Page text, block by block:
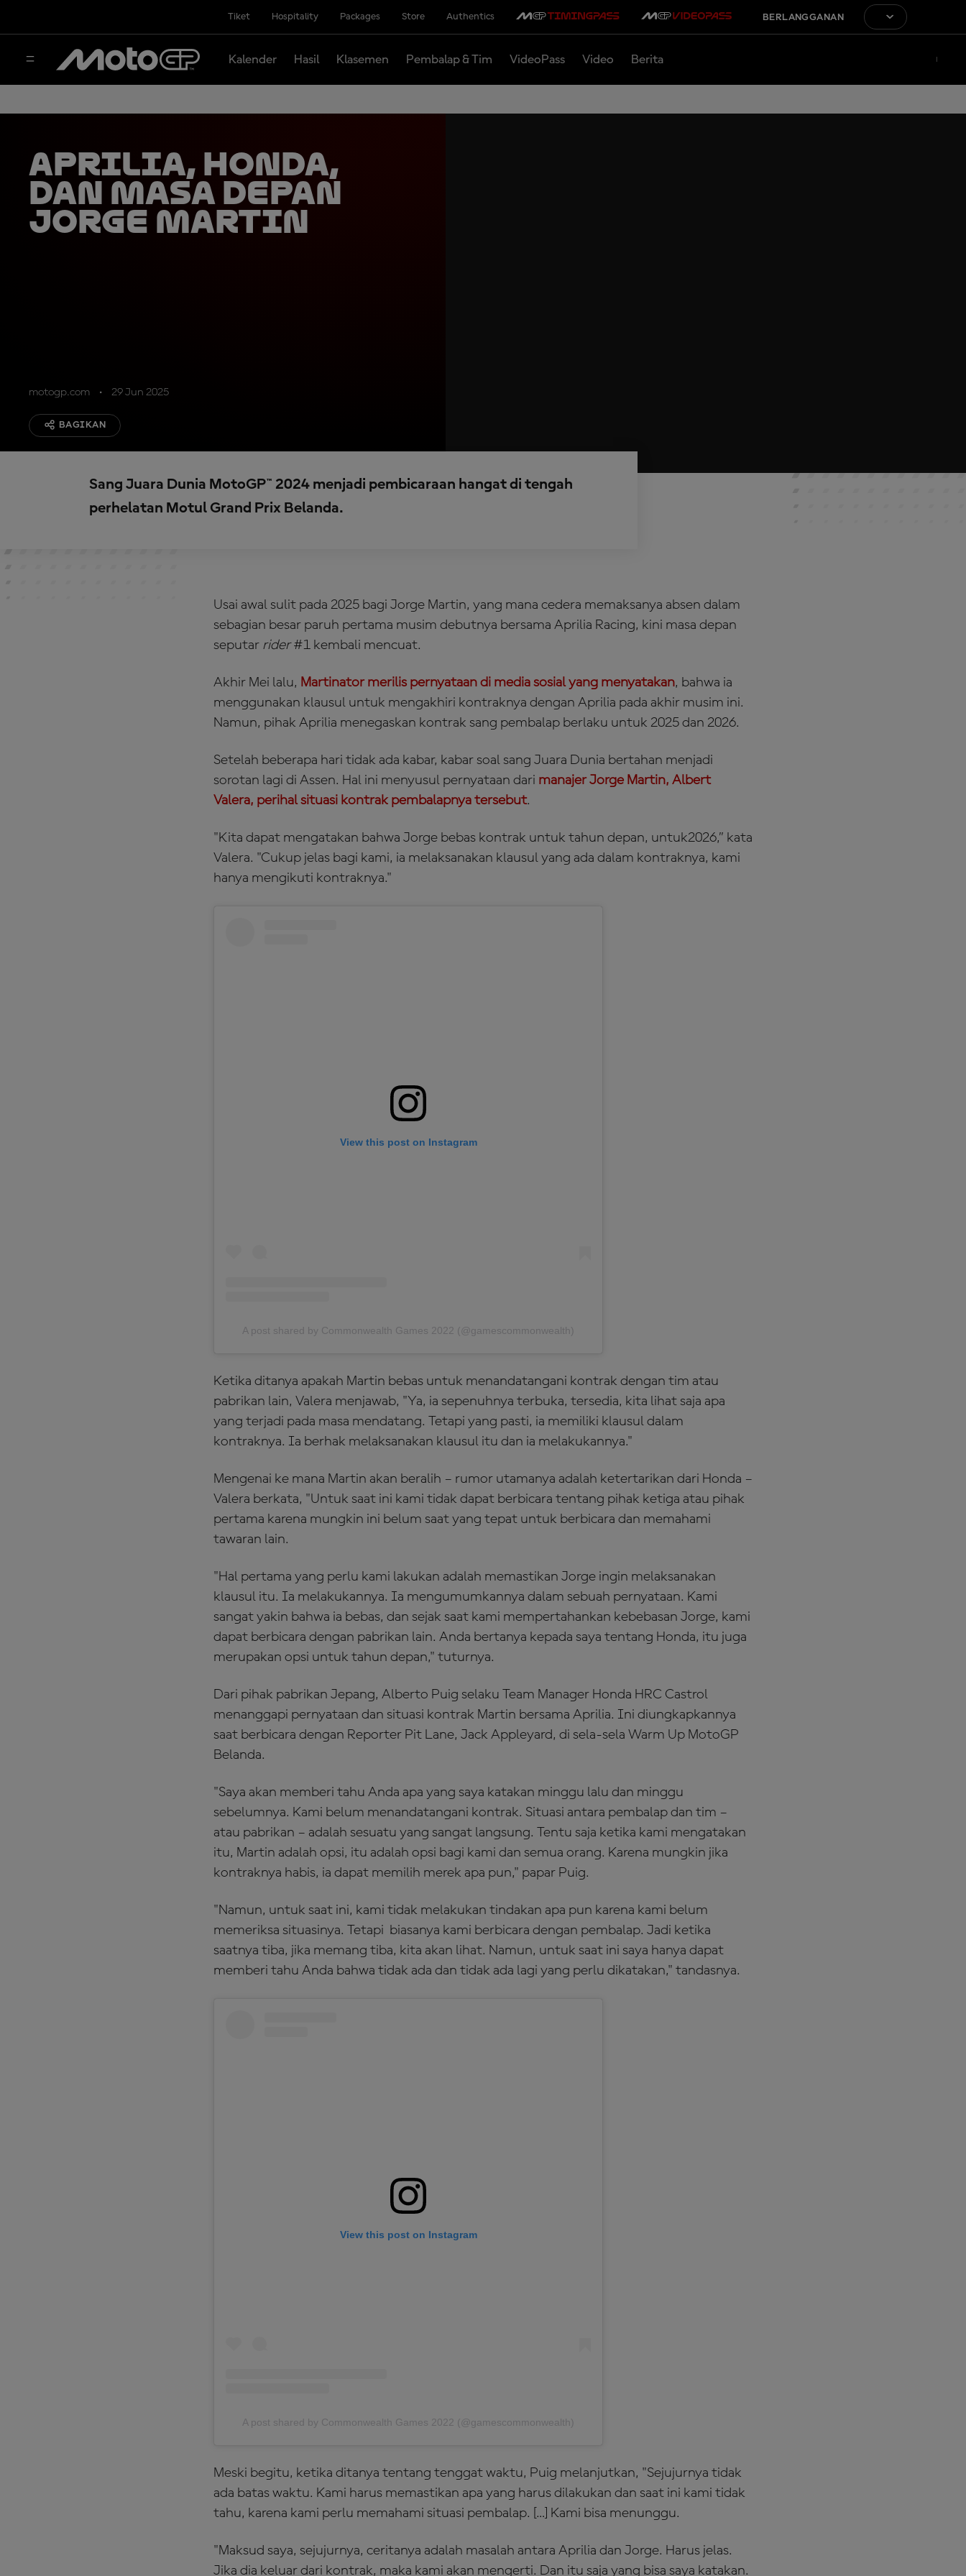
Tiket Hospitality Packages Store Authentics BERLANGGANAN
Kalender Hasil Klasemen Pembalap & Tim VideoPass Video Berita
Aprilia, Honda,
dan Masa Depan
Jorge Martin
motogp.com 29 Jun 2025
BAGIKAN
Sang Juara Dunia MotoGP™ 2024 menjadi pembicaraan hangat di tengah
perhelatan Motul Grand Prix Belanda.
Usai awal sulit pada 2025 bagi Jorge Martin, yang mana cedera memaksanya absen dalam
sebagian besar paruh pertama musim debutnya bersama Aprilia Racing, kini masa depan
seputar rider#1 kembali mencuat.
Akhir Mei lalu, Martinator merilis pernyataan di media sosial yang menyatakan, bahwa ia
menggunakan klausul untuk mengakhiri kontraknya dengan Aprilia pada akhir musim ini.
Namun, pihak Aprilia menegaskan kontrak sang pembalap berlaku untuk 2025 dan 2026.
Setelah beberapa hari tidak ada kabar, kabar soal sang Juara Dunia bertahan menjadi
sorotan lagi di Assen. Hal ini menyusul pernyataan dari manajer Jorge Martin, Albert
Valera, perihal situasi kontrak pembalapnya tersebut.
"Kita dapat mengatakan bahwa Jorge bebas kontrak untuk tahun depan, untuk2026,” kata
Valera. "Cukup jelas bagi kami, ia melaksanakan klausul yang ada dalam kontraknya, kami
hanya mengikuti kontraknya."
View this post on Instagram
A post shared by Commonwealth Games 2022 (@gamescommonwealth)
Ketika ditanya apakah Martin bebas untuk menandatangani kontrak dengan tim atau
pabrikan lain, Valera menjawab, "Ya, ia sepenuhnya terbuka, tersedia, kita lihat saja apa
yang terjadi pada masa mendatang. Tetapi yang pasti, ia memiliki klausul dalam
kontraknya. Ia berhak melaksanakan klausul itu dan ia melakukannya."
Mengenai ke mana Martin akan beralih – rumor utamanya adalah ketertarikan dari Honda –
Valera berkata, "Untuk saat ini kami tidak dapat berbicara tentang pihak ketiga atau pihak
pertama karena mungkin ini belum saat yang tepat untuk berbicara dan memahami
tawaran lain.
"Hal pertama yang perlu kami lakukan adalah memastikan Jorge ingin melaksanakan
klausul itu. Ia melakukannya. Ia mengumumkannya dalam sebuah pernyataan. Kami
sangat yakin bahwa ia bebas, dan sejak saat kami mempertahankan kebebasan Jorge, kami
dapat berbicara dengan pabrikan lain. Anda bertanya kepada saya tentang Honda, itu juga
merupakan opsi untuk tahun depan," tuturnya.
Dari pihak pabrikan Jepang, Alberto Puig selaku Team Manager Honda HRC Castrol
menanggapi pernyataan dan situasi kontrak Martin bersama Aprilia. Ini diungkapkannya
saat berbicara dengan Reporter Pit Lane, Jack Appleyard, di sela-sela Warm Up MotoGP
Belanda.
"Saya akan memberi tahu Anda apa yang saya katakan minggu lalu dan minggu
sebelumnya. Kami belum menandatangani kontrak. Situasi antara pembalap dan tim –
atau pabrikan – adalah sesuatu yang sangat langsung. Tentu saja ketika kami mengatakan
itu, Martin adalah opsi, itu adalah opsi bagi kami dan semua orang. Karena mungkin jika
kontraknya habis, ia dapat memilih merek apa pun," papar Puig.
"Namun, untuk saat ini, kami tidak melakukan tindakan apa pun karena kami belum
memeriksa situasinya. Tetapi biasanya kami berbicara dengan pembalap. Jadi ketika
saatnya tiba, jika memang tiba, kita akan lihat. Namun, untuk saat ini saya hanya dapat
memberi tahu Anda bahwa tidak ada dan tidak ada lagi yang perlu dikatakan," tandasnya.
View this post on Instagram
A post shared by Commonwealth Games 2022 (@gamescommonwealth)
Meski begitu, ketika ditanya tentang tenggat waktu, Puig melanjutkan, "Sejujurnya tidak
ada batas waktu. Kami harus memastikan apa yang harus dilakukan dan saat ini kami tidak
tahu, karena kami perlu memahami situasi pembalap. […] Kami bisa menunggu.
"Maksud saya, sejujurnya, ceritanya adalah masalah antara Aprilia dan Jorge. Harus jelas.
Jika dia keluar dari kontrak, maka kami akan mengerti. Dan itu saja yang bisa saya katakan.